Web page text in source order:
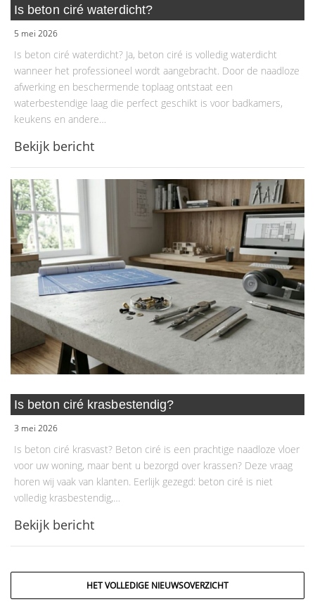
Is beton ciré waterdicht?
5 mei 2026
Is beton ciré waterdicht? Ja, beton ciré is volledig waterdicht
wanneer het professioneel wordt aangebracht. Door de naadloze
afwerking en beschermende toplaag ontstaat een
waterbestendige laag die perfect geschikt is voor badkamers,
keukens en andere…
Bekijk bericht
Is beton ciré krasbestendig?
3 mei 2026
Is beton ciré krasvast? Beton ciré is een prachtige naadloze vloer
voor uw woning, maar bent u bezorgd over krassen? Deze vraag
horen wij vaak van klanten. Eerlijk gezegd: beton ciré is niet
volledig krasbestendig,…
Bekijk bericht
HET VOLLEDIGE NIEUWSOVERZICHT